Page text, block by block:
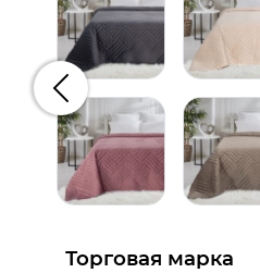
Предыдущий
Торговая марка